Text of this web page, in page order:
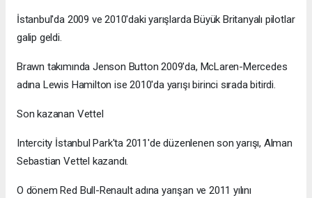
İstanbul'da 2009 ve 2010'daki yarışlarda Büyük Britanyalı pilotlar
galip geldi.
Brawn takımında Jenson Button 2009'da, McLaren-Mercedes
adına Lewis Hamilton ise 2010'da yarışı birinci sırada bitirdi.
Son kazanan Vettel
Intercity İstanbul Park'ta 2011'de düzenlenen son yarışı, Alman
Sebastian Vettel kazandı.
O dönem Red Bull-Renault adına yarışan ve 2011 yılını